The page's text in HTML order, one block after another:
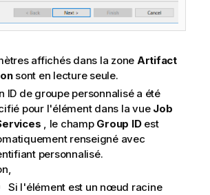
affichés dans la zone Artifact
sont en lecture seule.
ID de groupe personnalisé a été
pour l'élément dans la vue Job
, le champ Group IDest
renseigné avec
personnalisé.
Si l'élément est un nœud racine